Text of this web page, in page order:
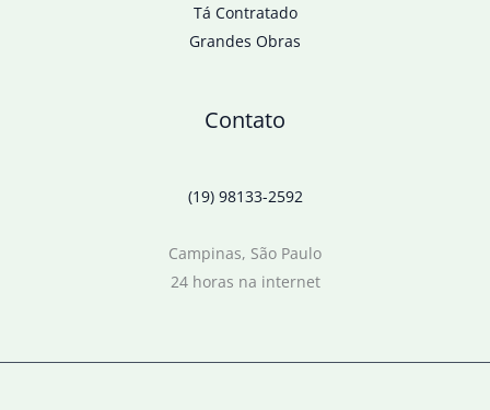
Tá Contratado
Grandes Obras
Contato
(19) 98133-2592
Campinas, São Paulo
24 horas na internet